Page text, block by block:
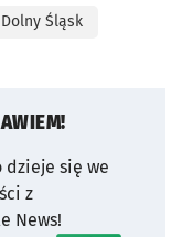
Dolny Śląsk
dzieje się we
z
News!